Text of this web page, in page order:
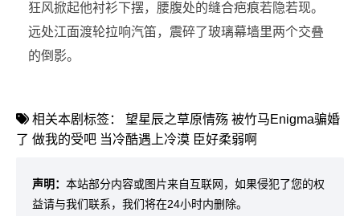
狂风掀起他衬衫下摆，腰腹处的缝合疤痕若隐若现。
远处江面渡轮拉响汽笛，震碎了玻璃幕墙里两个交叠
的倒影。
相关本剧标签： 望星辰之草原情殇 被竹马Enigma骗婚
了 做我的受吧 当冷酷遇上冷漠 臣好柔弱啊
声明： 本站部分内容或图片来自互联网，如果侵犯了您的权
益请与我们联系，我们将在24小时内删除。